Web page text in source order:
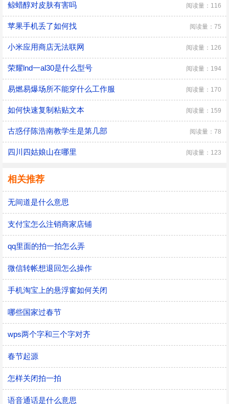
鲸蜡醇对皮肤有害吗 阅读量：116
苹果手机丢了如何找 阅读量：75
小米应用商店无法联网 阅读量：126
荣耀lnd一al30是什么型号 阅读量：194
易燃易爆场所不能穿什么工作服 阅读量：170
如何快速复制粘贴文本 阅读量：159
古惑仔陈浩南教学生是第几部 阅读量：78
四川四姑娘山在哪里 阅读量：123
相关推荐
无间道是什么意思
支付宝怎么注销商家店铺
qq里面的拍一拍怎么弄
微信转帐想退回怎么操作
手机淘宝上的悬浮窗如何关闭
哪些国家过春节
wps两个字和三个字对齐
春节起源
怎样关闭拍一拍
语音通话是什么意思